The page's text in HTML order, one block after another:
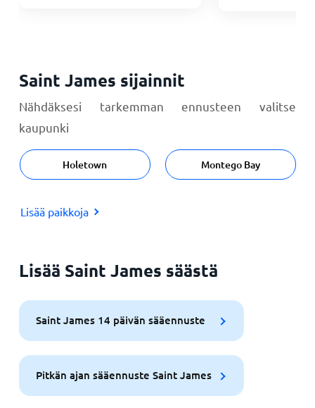
Saint James sijainnit
Nähdäksesi tarkemman ennusteen valitse
kaupunki
Holetown Montego Bay
Lisää paikkoja
Lisää Saint James säästä
Saint James 14 päivän sääennuste
Pitkän ajan sääennuste Saint James